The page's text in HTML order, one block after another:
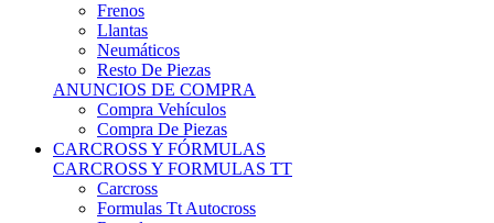
Frenos
Llantas
Neumáticos
Resto De Piezas
ANUNCIOS DE COMPRA
Compra Vehículos
Compra De Piezas
CARCROSS Y FÓRMULAS
CARCROSS Y FORMULAS TT
Carcross
Formulas Tt Autocross